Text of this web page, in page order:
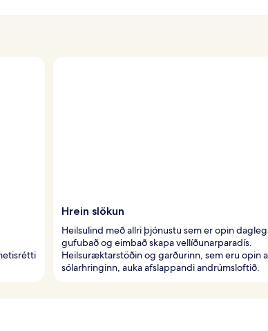
Hrein slökun
Heilsulind með allri þjónustu sem er opin
gufubað og eimbað skapa vellíðunarparadís.
Heilsuræktarstöðin og garðurinn, sem eru opin
sólarhringinn, auka afslappandi andrúmsloftið.